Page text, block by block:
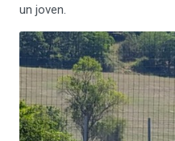
un joven.